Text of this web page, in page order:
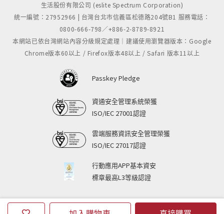
生活股份有限公司 (eslite Spectrum Corporation)
統一編號：27952966 | 台灣台北市信義區松德路204號B1 服務電話：
0800-666-798／+886-2-8789-8921
本網站已依台灣網站內容分級規定處理｜建議使用瀏覽器版本：Google
Chrome版本60以上 / Firefox版本48以上 / Safari 版本11以上
Passkey Pledge
資通安全管理系統榮獲
ISO/IEC 27001認證
雲端服務資訊安全管理榮獲
ISO/IEC 27017認證
行動應用APP基本資安
標章最高L3等級認證